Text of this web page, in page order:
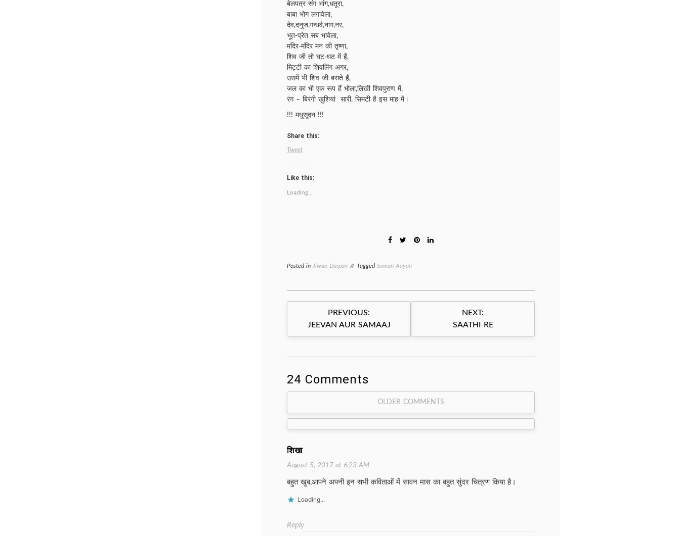
बेलपत्र संग भांग,धतूरा,
बाबा भोग लगावेला,
देव,दनुज,गन्धर्व,नाग,नर,
भूत-प्रेत सब भावेला,
मंदिर-मंदिर मन की तृष्णा,
शिव जी तो घट-घट में हैं,
मिट्टी का शिवलिंग अगर,
उसमें भी शिव जी बसते हैं,
जल का भी एक रूप हैं भोला,लिखी शिवपुराण में,
रंग – बिरंगी खुशियां सारी, सिमटी है इस माह में।
!!! मधुसूदन !!!
Share this:
Tweet
Like this:
Loading...
Posted in Jiwan Darpan Tagged Sawan Aayaa
Post
navigation
PREVIOUS:
JEEVAN AUR SAMAAJ
NEXT:
SAATHI RE
24 Comments
navigation
OLDER COMMENTS
शिखा
August 5, 2017 at 6:23 AM
बहुत खुब,आपने अपनी इन सभी कविताओं में सावन मास का बहुत सुंदर चित्रण किया है।
Loading...
Reply